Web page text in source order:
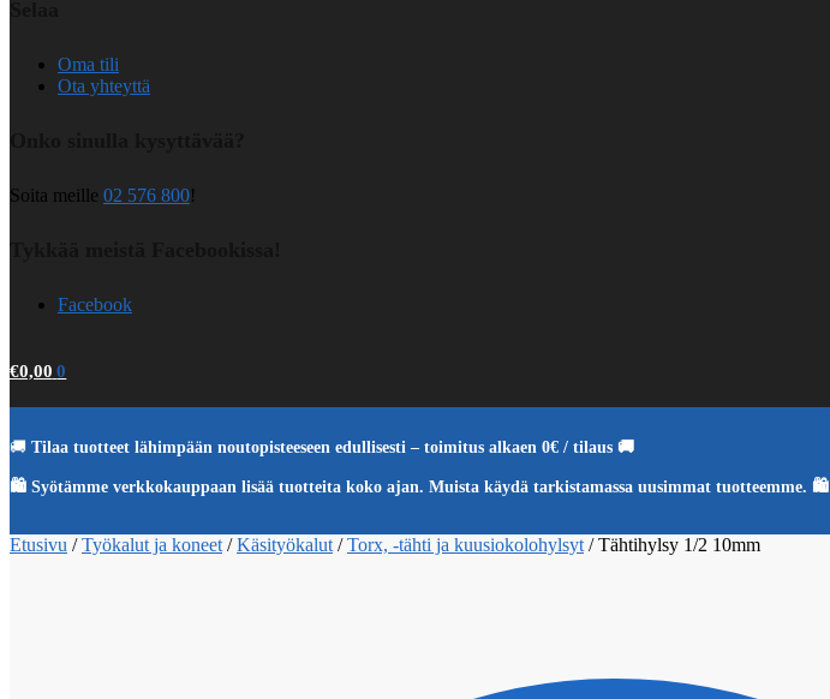
Oma tili
Ota yhteyttä
Soita meille 02 576 800!
Facebook
€0,00 0
🚚 Tilaa tuotteet lähimpään noutopisteeseen edullisesti – toimitus alkaen 0€ / tilaus 🚚
🛍️ Syötämme verkkokauppaan lisää tuotteita koko ajan. Muista käydä tarkistamassa uusimmat tuotteemme. 🛍️
Etusivu /Työkalut ja koneet /Käsityökalut /Torx, -tähti ja kuusiokolohylsyt /Tähtihylsy 1/2 10mm